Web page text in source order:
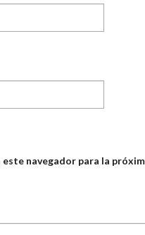
navegador para la